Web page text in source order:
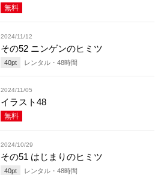
無料
2024/11/12
その52 ニンゲンのヒミツ
40pt レンタル・ 48時間
2024/11/05
イラスト48
無料
2024/10/29
その51 はじまりのヒミツ
40pt レンタル・ 48時間